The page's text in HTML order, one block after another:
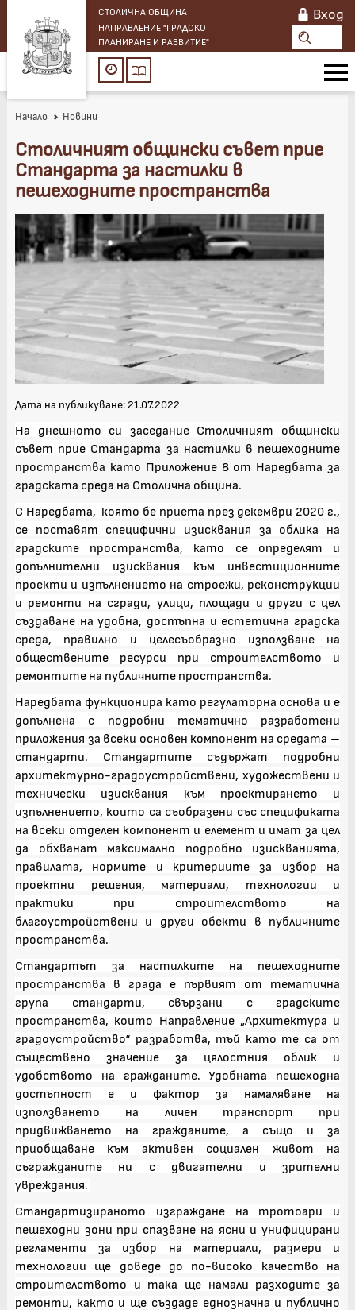
СТОЛИЧНА ОБЩИНА
НАПРАВЛЕНИЕ "ГРАДСКО
ПЛАНИРАНЕ И РАЗВИТИЕ"
Вход
Начало Новини
Столичният общински съвет прие
Стандарта за настилки в
пешеходните пространства
Дата на публикуване: 21.07.2022
На днешното си заседание Столичният общински
съвет прие Стандарта за настилки в пешеходните
пространства като Приложение 8 от Наредбата за
градската среда на Столична община.
С Наредбата, която бе приета през декември 2020 г.,
се поставят специфични изисквания за облика на
градските пространства, като се определят и
допълнителни изисквания към инвестиционните
проекти и изпълнението на строежи, реконструкции
и ремонти на сгради, улици, площади и други с цел
създаване на удобна, достъпна и естетична градска
среда, правилно и целесъобразно използване на
обществените ресурси при строителството и
ремонтите на публичните пространства.
Наредбата функционира като регулаторна основа и е
допълнена с подробни тематично разработени
приложения за всеки основен компонент на средата –
стандарти. Стандартите съдържат подробни
архитектурно-градоустройствени, художествени и
технически изисквания към проектирането и
изпълнението, които са съобразени със спецификата
на всеки отделен компонент и елемент и имат за цел
да обхванат максимално подробно изискванията,
правилата, нормите и критериите за избор на
проектни решения, материали, технологии и
практики при строителството на
благоустройствени и други обекти в публичните
пространства.
Стандартът за настилките на пешеходните
пространства в града е първият от тематична
група стандарти, свързани с градските
пространства, които Направление „Архитектура и
градоустройство“ разработва, тъй като те са от
съществено значение за цялостния облик и
удобството на гражданите. Удобната пешеходна
достъпност е и фактор за намаляване на
използването на личен транспорт при
придвижването на гражданите, а също и за
приобщаване към активен социален живот на
съгражданите ни с двигателни и зрителни
увреждания.
Стандартизираното изграждане на тротоари и
пешеходни зони при спазване на ясни и унифицирани
регламенти за избор на материали, размери и
технологии ще доведе до по-високо качество на
строителството и така ще намали разходите за
ремонти, както и ще създаде еднозначна и публично